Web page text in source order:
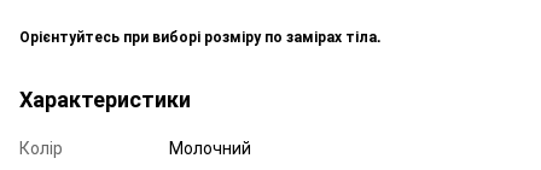
Орієнтуйтесь при виборі розміру по замірах тіла.
Характеристики
Колір Молочний